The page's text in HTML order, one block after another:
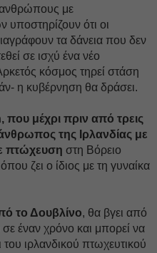
με
υποστηρίζουν ότι οι
τα δάνεια που δεν
σε ισχύ ένα νέο
κόσμος τηρεί στάση
η κυβέρνηση θα δράσει.
που μέχρι πριν από τρεις
της Ιρλανδίας με
πτώχευση στη Βόρειο
ζει ο ίδιος με τη γυναίκα
το Δουβλίνο, θα βγει από
έναν χρόνο και μπορεί να
ιρλανδικού πτωχευτικού